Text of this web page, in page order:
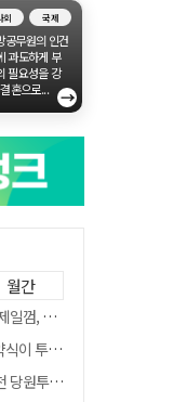
회 국제
공무원의 인건
과도하게 부
필요성을 강
혼으로...
→
월간
에 죽었다"
아니긴 해
표는 '초박빙'